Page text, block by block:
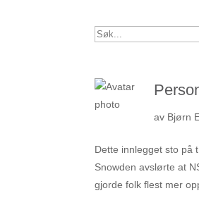
Søk
av Bjørn
Dette innlegget sto på
Snowden avslørte at
gjorde folk flest mer